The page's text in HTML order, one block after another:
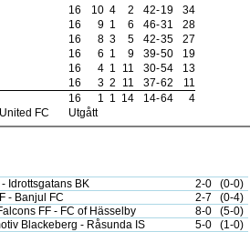
16 10 4 2 42-19
34
16 9 1 6 46-31
28
16 8 3 5 42-35
27
16 6 1 9 39-50
19
16 4 1 11 30-54
13
16 3 2 11 37-62
11
16 1 1 14 14-64
4
FC Utgått
Idrottsgatans BK 2-0
(0-0)
- Banjul FC 2-7
(0-4)
FF - FC of Hässelby 8-0
(5-0)
Blackeberg - Råsunda IS 5-0 (1-0)